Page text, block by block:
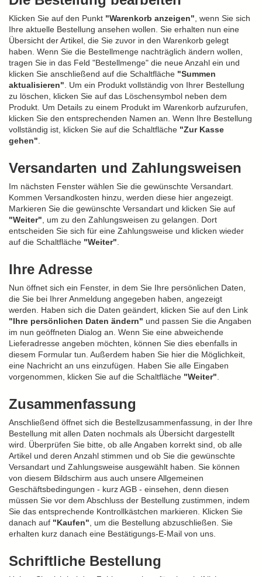
Klicken Sie auf den Punkt "Warenkorb anzeigen" , wenn Sie sich
Ihre aktuelle Bestellung ansehen wollen. Sie erhalten nun eine
Übersicht der Artikel, die Sie zuvor in den Warenkorb gelegt
haben. Wenn Sie die Bestellmenge nachträglich ändern wollen,
tragen Sie in das Feld "Bestellmenge" die neue Anzahl ein und
klicken Sie anschließend auf die Schaltfläche "Summen
aktualisieren" . Um ein Produkt vollständig von Ihrer Bestellung
zu löschen, klicken Sie auf das Löschensymbol neben dem
Produkt. Um Details zu einem Produkt im Warenkorb aufzurufen,
klicken Sie den entsprechenden Namen an. Wenn Ihre Bestellung
vollständig ist, klicken Sie auf die Schaltfläche "Zur Kasse
gehen"
Versandarten und Zahlungsweisen
Im nächsten Fenster wählen Sie die gewünschte Versandart.
Kommen Versandkosten hinzu, werden diese hier angezeigt.
Markieren Sie die gewünschte Versandart und klicken Sie auf
"Weiter" , um zu den Zahlungsweisen zu gelangen. Dort
entscheiden Sie sich für eine Zahlungsweise und klicken wieder
auf die Schaltfläche "Weiter"
Ihre Adresse
Nun öffnet sich ein Fenster, in dem Sie Ihre persönlichen Daten,
die Sie bei Ihrer Anmeldung angegeben haben, angezeigt
werden. Haben sich die Daten geändert, klicken Sie auf den Link
"Ihre persönlichen Daten ändern" und passen Sie die Angaben
im nun geöffneten Dialog an. Wenn Sie eine abweichende
Lieferadresse angeben möchten, können Sie dies ebenfalls in
diesem Formular tun. Außerdem haben Sie hier die Möglichkeit,
eine Nachricht an uns einzufügen. Haben Sie alle Eingaben
vorgenommen, klicken Sie auf die Schaltfläche "Weiter"
Zusammenfassung
Anschließend öffnet sich die Bestellzusammenfassung, in der Ihre
Bestellung mit allen Daten nochmals als Übersicht dargestellt
wird. Überprüfen Sie bitte, ob alle Angaben korrekt sind, ob alle
Artikel und deren Anzahl stimmen und ob Sie die gewünschte
Versandart und Zahlungsweise ausgewählt haben. Sie können
von diesem Bildschirm aus auch unsere Allgemeinen
Geschäftsbedingungen - kurz AGB - einsehen, denn diesen
müssen Sie vor dem Abschluss der Bestellung zustimmen, indem
Sie das entsprechende Kontrollkästchen markieren. Klicken Sie
danach auf "Kaufen" , um die Bestellung abzuschließen. Sie
erhalten kurz danach eine Bestätigungs-E-Mail von uns.
Schriftliche Bestellung